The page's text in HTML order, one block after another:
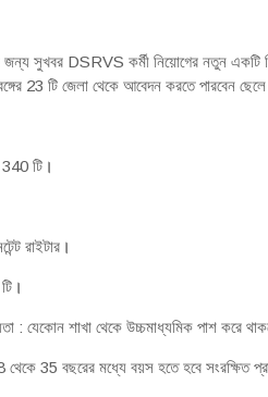
জন্য সুখবর DSRVS কর্মী নিয়োগের নতুন একটি
23 টি জেলা থেকে আবেদন করতে পারবেন
টি।
রাইটার।
।
: যেকোন শাখা থেকে উচ্চমাধ্যমিক পাশ করে
35 বছরের মধ্যে বয়স হতে হবে সংরক্ষিত